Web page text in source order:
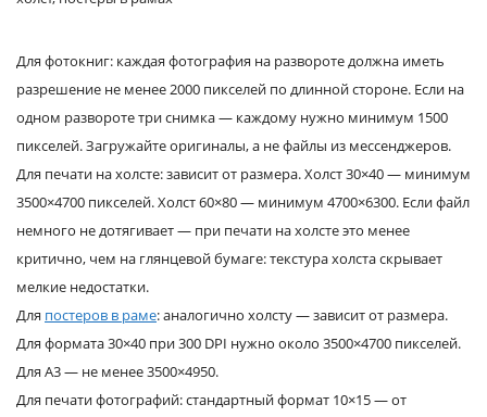
Для фотокниг: каждая фотография на развороте должна иметь
разрешение не менее 2000 пикселей по длинной стороне. Если на
одном развороте три снимка — каждому нужно минимум 1500
пикселей. Загружайте оригиналы, а не файлы из мессенджеров.
Для печати на холсте: зависит от размера. Холст 30×40 — минимум
3500×4700 пикселей. Холст 60×80 — минимум 4700×6300. Если файл
немного не дотягивает — при печати на холсте это менее
критично, чем на глянцевой бумаге: текстура холста скрывает
мелкие недостатки.
Для постеров в раме: аналогично холсту — зависит от размера.
Для формата 30×40 при 300 DPI нужно около 3500×4700 пикселей.
Для А3 — не менее 3500×4950.
Для печати фотографий: стандартный формат 10×15 — от